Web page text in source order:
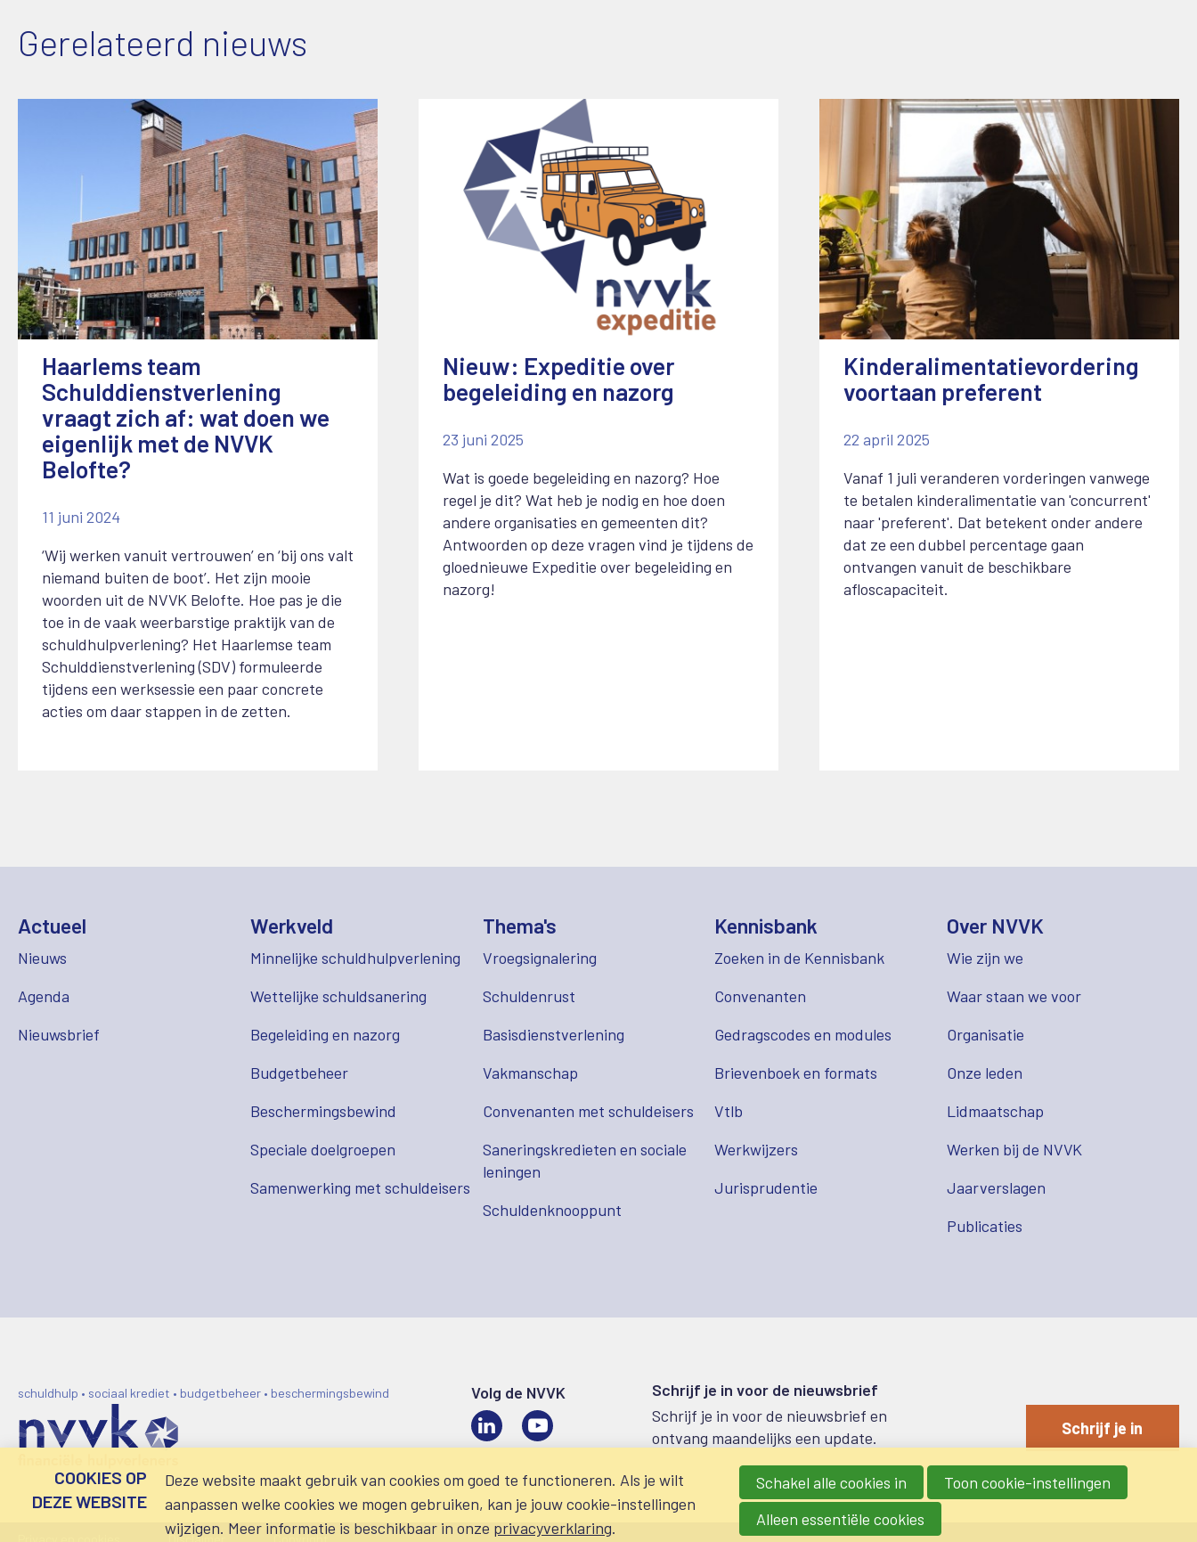
Gerelateerd nieuws
Haarlems team
Schulddienstverlening
vraagt zich af: wat doen we
eigenlijk met de NVVK
Belofte?
11 juni 2024
‘Wij werken vanuit vertrouwen’ en ‘bij ons valt
niemand buiten de boot’. Het zijn mooie
woorden uit de NVVK Belofte. Hoe pas je die
toe in de vaak weerbarstige praktijk van de
schuldhulpverlening? Het Haarlemse team
Schulddienstverlening (SDV) formuleerde
tijdens een werksessie een paar concrete
acties om daar stappen in de zetten.
Nieuw: Expeditie over
begeleiding en nazorg
23 juni 2025
Wat is goede begeleiding en nazorg? Hoe
regel je dit? Wat heb je nodig en hoe doen
andere organisaties en gemeenten dit?
Antwoorden op deze vragen vind je tijdens de
gloednieuwe Expeditie over begeleiding en
nazorg!
Kinderalimentatievordering
voortaan preferent
22 april 2025
Vanaf 1 juli veranderen vorderingen vanwege
te betalen kinderalimentatie van 'concurrent'
naar 'preferent'. Dat betekent onder andere
dat ze een dubbel percentage gaan
ontvangen vanuit de beschikbare
afloscapaciteit.
Actueel
Nieuws
Agenda
Nieuwsbrief
Werkveld
Minnelijke schuldhulpverlening
Wettelijke schuldsanering
Begeleiding en nazorg
Budgetbeheer
Beschermingsbewind
Speciale doelgroepen
Samenwerking met schuldeisers
Thema's
Vroegsignalering
Schuldenrust
Basisdienstverlening
Vakmanschap
Convenanten met schuldeisers
Saneringskredieten en sociale
leningen
Schuldenknooppunt
Kennisbank
Zoeken in de Kennisbank
Convenanten
Gedragscodes en modules
Brievenboek en formats
Vtlb
Werkwijzers
Jurisprudentie
Over NVVK
Wie zijn we
Waar staan we voor
Organisatie
Onze leden
Lidmaatschap
Werken bij de NVVK
Jaarverslagen
Publicaties
schuldhulp • sociaal krediet • budgetbeheer • beschermingsbewind
Volg de NVVK
LinkedIn
Schrijf je in voor de nieuwsbrief
Schrijf je in voor de nieuwsbrief en
ontvang maandelijks een update.
Schrijf je in
COOKIES OP
DEZE WEBSITE
Deze website maakt gebruik van cookies om goed te functioneren. Als je wilt
aanpassen welke cookies we mogen gebruiken, kan je jouw cookie-instellingen
wijzigen. Meer informatie is beschikbaar in onze privacyverklaring.
Schakel alle cookies in
Toon cookie-instellingen
Alleen essentiële cookies